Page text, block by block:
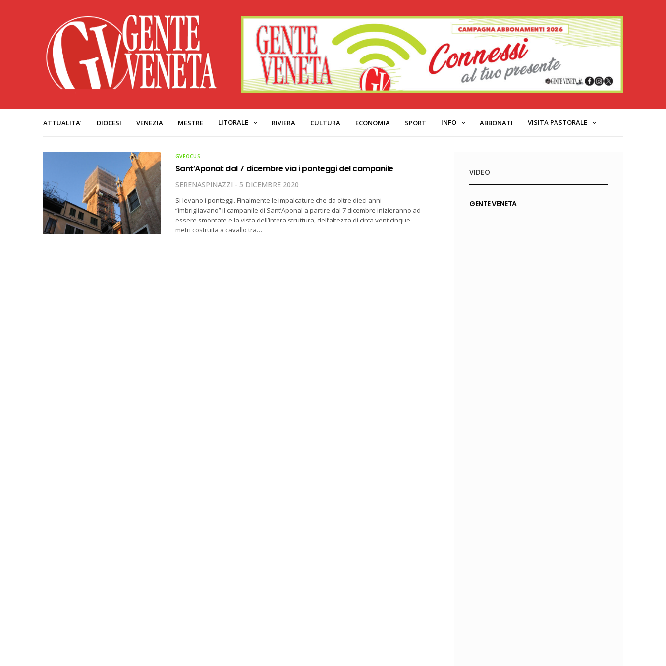
ATTUALITA’ DIOCESI VENEZIA MESTRE LITORALE RIVIERA CULTURA ECONOMIA SPORT INFO ABBONATI VISITA PASTORALE
GVFOCUS
Sant’Aponal: dal 7 dicembre via i ponteggi del campanile
SERENASPINAZZI 5 DICEMBRE 2020
Si levano i ponteggi. Finalmente le impalcature che da oltre dieci anni
“imbrigliavano” il campanile di Sant’Aponal a partire dal 7 dicembre inizieranno ad
essere smontate e la vista dell’intera struttura, dell’altezza di circa venticinque
metri costruita a cavallo tra…
VIDEO
GENTE VENETA